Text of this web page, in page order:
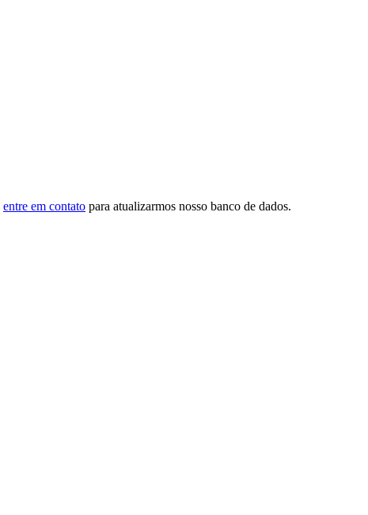
entre em contato para atualizarmos nosso banco de dados.